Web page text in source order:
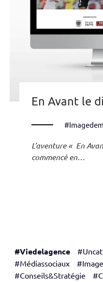
En Avant le
L’aventure « En
commencé en…
#Viedelagence
#Médiassociaux
#Conseils&Stratégie